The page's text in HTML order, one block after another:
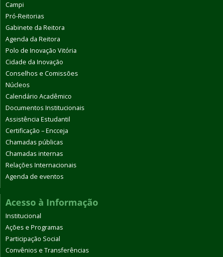
Campi
Pró-Reitorias
Gabinete da Reitora
Agenda da Reitora
Polo de Inovação Vitória
Cidade da Inovação
Conselhos e Comissões
Núcleos
Calendário Acadêmico
Documentos Institucionais
Assistência Estudantil
Certificação – Encceja
Chamadas públicas
Chamadas internas
Relações Internacionais
Agenda de eventos
Acesso à Informação
Institucional
Ações e Programas
Participação Social
Convênios e Transferências